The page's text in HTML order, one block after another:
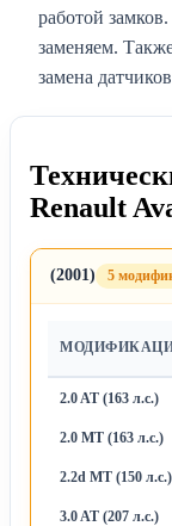
работой
заменяем.
замена
Renault
(2001) 5
2.0 AT (163 л.с.)
2.0 MT (163 л.с.)
2.2d MT (150 л.с.)
3.0 AT (207 л.с.)